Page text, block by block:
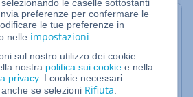
e Mail Business
della lingua puoi impostare
lingua preferita. Selezionando il
puoi regolare la data e l'ora
le caselle sottostanti
preferenze per confermare le
le tue preferenze in
nelle impostazioni
sul nostro utilizzo dei cookie
nostra politica sui cookie e nella
privacy. I cookie necessari
se selezioni Rifiuta